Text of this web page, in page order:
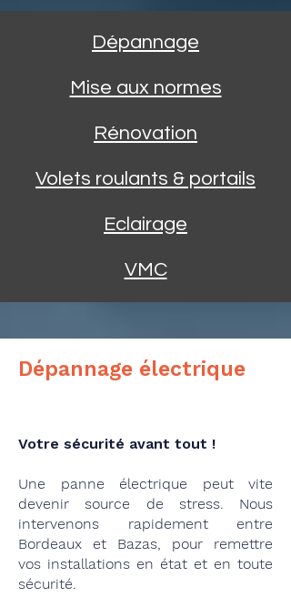
Dépannage
Mise aux normes
Rénovation
Volets roulants & portails
Eclairage
VMC
Dépannage électrique
Votre sécurité avant tout !
Une panne électrique peut vite
devenir source de stress. Nous
intervenons rapidement entre
Bordeaux et Bazas, pour remettre
vos installations en état et en toute
sécurité.